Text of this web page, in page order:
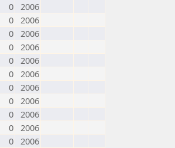
0 2006
0 2006
0 2006
0 2006
0 2006
0 2006
0 2006
0 2006
0 2006
0 2006
0 2006